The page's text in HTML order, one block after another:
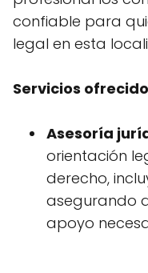
confiable para
legal en esta
Servicios
Asesoría
orientación
derecho,
asegurando
apoyo